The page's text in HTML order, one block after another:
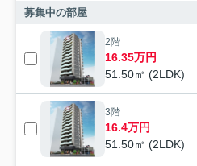
募集中の部屋
2階
16.35万円
51.50㎡ (2LDK)
3階
16.4万円
51.50㎡ (2LDK)